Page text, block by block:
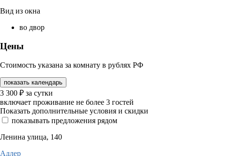
Вид из окна
во двор
Цены
Стоимость указана за комнату в рублях РФ
показать календарь
3 300 ₽ за сутки
включает проживание не более 3 гостей
Показать дополнительные условия и скидки
показывать предложения рядом
Ленина улица, 140
Адлер